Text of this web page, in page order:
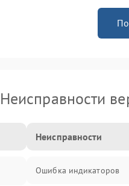
Неисправности
Неисправности
Ошибка индикаторов